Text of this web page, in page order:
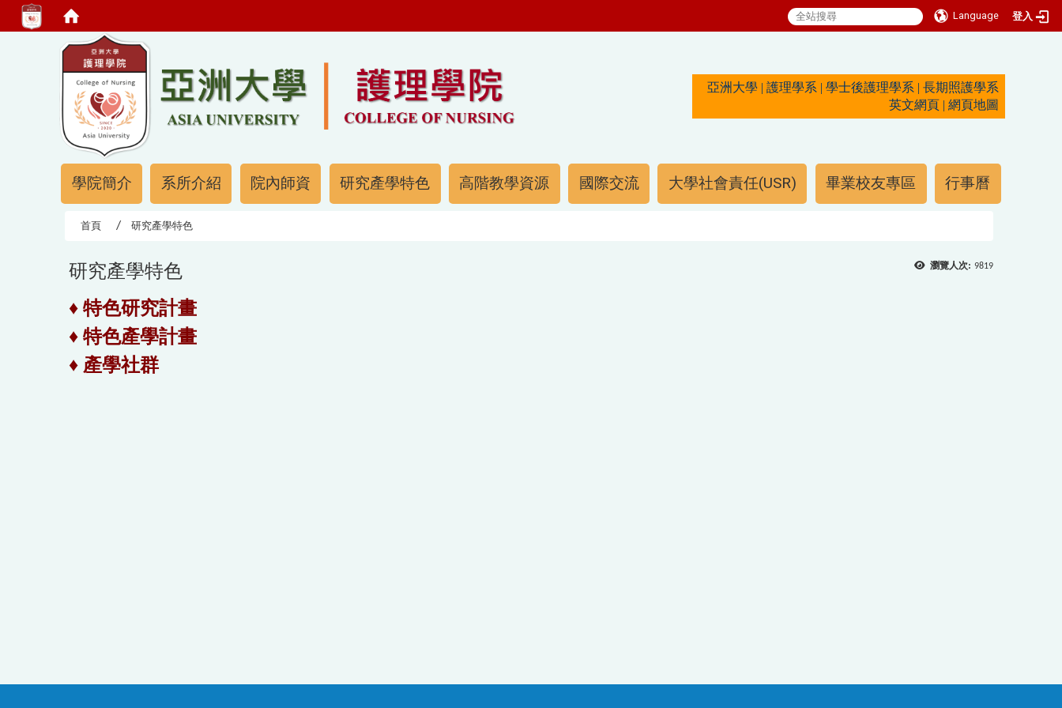
Language
登入
亞洲大學 | 護理學系 | 學士後護理學系 | 長期照護學系
英文網頁 | 網頁地圖
學院簡介 系所介紹 院內師資 研究產學特色 高階教學資源 國際交流 大學社會責任(USR) 畢業校友專區 行事曆
首頁 研究產學特色
瀏覽人次: 9819
研究產學特色
♦ 特色研究計畫
♦ 特色產學計畫
♦ 產學社群